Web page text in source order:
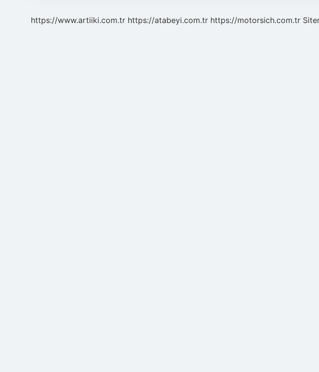
https://www.artiiki.com.tr https://atabeyi.com.tr https://motorsich.com.tr